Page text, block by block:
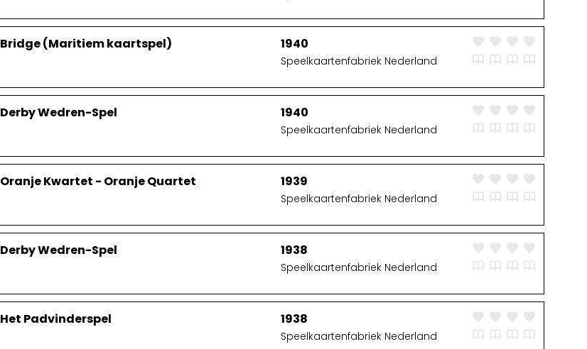
Bridge (Maritiem kaartspel) 1940
Speelkaartenfabriek Nederland
Derby Wedren-Spel 1940
Speelkaartenfabriek Nederland
Oranje Kwartet - Oranje Quartet 1939
Speelkaartenfabriek Nederland
Derby Wedren-Spel 1938
Speelkaartenfabriek Nederland
Het Padvinderspel 1938
Speelkaartenfabriek Nederland